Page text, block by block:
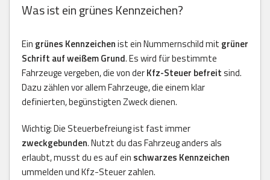
Was ist ein grünes Kennzeichen?
Ein grünes Kennzeichenist ein Nummernschild mit grüner
Schrift auf weißem Grund. Es wird für bestimmte
Fahrzeuge vergeben, die von derKfz-Steuer befreitsind.
Dazu zählen vor allem Fahrzeuge, die einem klar
definierten, begünstigten Zweck dienen.
Wichtig: Die Steuerbefreiung ist fast immer
zweckgebunden. Nutzt du das Fahrzeug anders als
erlaubt, musst du es auf ein schwarzes Kennzeichen
ummelden und Kfz-Steuer zahlen.